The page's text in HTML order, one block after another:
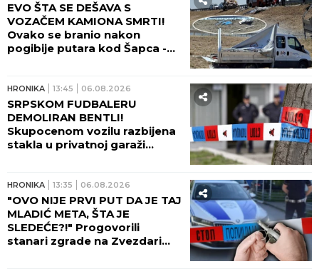
EVO ŠTA SE DEŠAVA S
VOZAČEM KAMIONA SMRTI!
Ovako se branio nakon
pogibije putara kod Šapca -
HRONIKA 13:45 06.08.2026
SRPSKOM FUDBALERU
DEMOLIRAN BENTLI!
Skupocenom vozilu razbijena
stakla u privatnoj garaži
HRONIKA 13:35 06.08.2026
"OVO NIJE PRVI PUT DA JE TAJ
MLADIĆ META, ŠTA JE
SLEDEĆE?!" Progovorili
stanari zgrade na Zvezdari